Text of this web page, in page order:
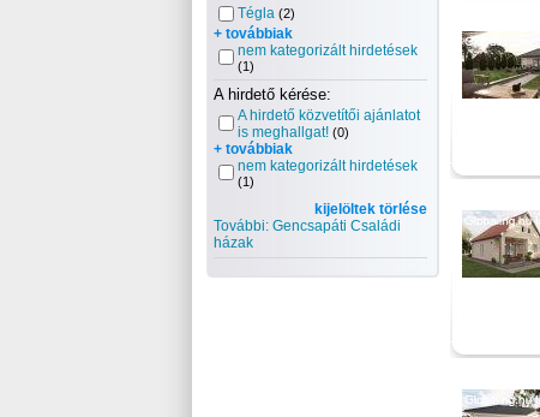
Tégla (2)
+ továbbiak
nem kategorizált hirdetések
(1)
A hirdető kérése:
A hirdető közvetítői ajánlatot
is meghallgat! (0)
+ továbbiak
nem kategorizált hirdetések
(1)
kijelöltek törlése
További: Gencsapáti Családi
házak